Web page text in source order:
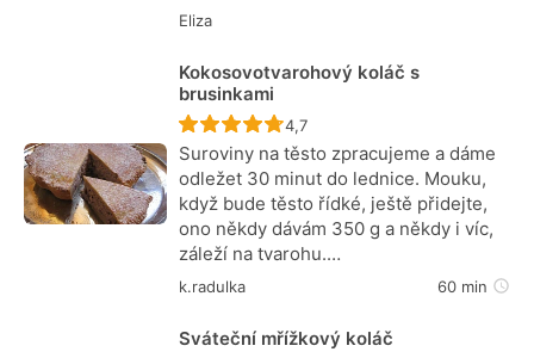
Eliza
Kokosovotvarohový koláč s
brusinkami
Recept ještě nebyl hodnocen
4,7
Suroviny na těsto zpracujeme a dáme
odležet 30 minut do lednice. Mouku,
když bude těsto řídké, ještě přidejte,
ono někdy dávám 350 g a někdy i víc,
záleží na tvarohu.…
k.radulka 60 min
Sváteční mřížkový koláč